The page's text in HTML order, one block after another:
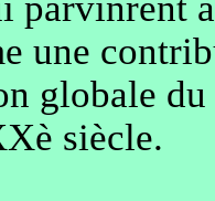
une
globale
siècle.